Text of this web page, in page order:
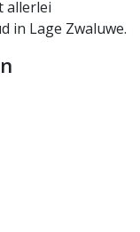
allerlei
in Lage Zwaluwe.